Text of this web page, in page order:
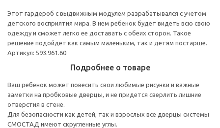
Этот гардероб с выдвижным модулем разрабатывался с учетом
детского восприятия мира. В нем ребенок будет видеть всю свою
одежду и сможет легко ее доставать с обеих сторон. Такое
решение подойдет как самым маленьким, так и детям постарше.
Артикул: 593.961.60
Подробнее о товаре
Ваш ребенок может повесить свои любимые рисунки и важные
заметки на пробковые дверцы, и не придется сверлить лишние
отверстия в стене.
Для безопасности как детей, так и взрослых все дверцы системы
СМОСТАД имеют скругленные углы.